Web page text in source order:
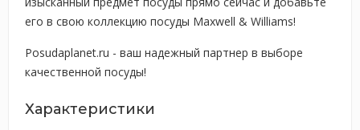
его в свою коллекцию посуды Maxwell & Williams!
Posudaplanet.ru - ваш надежный партнер в выборе
качественной посуды!
Характеристики